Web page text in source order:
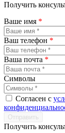
Получить
Ваше имя *
Ваш телефон *
Ваша почта *
Символы
Согласен с
Получить